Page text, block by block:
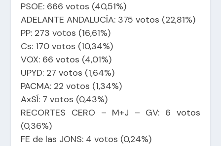
PSOE: 666 votos (40,51%)
ADELANTE ANDALUCÍA: 375 votos (22,81%)
PP: 273 votos (16,61%)
Cs: 170 votos (10,34%)
VOX: 66 votos (4,01%)
UPYD: 27 votos (1,64%)
PACMA: 22 votos (1,34%)
AxSÍ: 7 votos (0,43%)
RECORTES CERO – M+J – GV: 6 votos
(0,36%)
FE de las JONS: 4 votos (0,24%)